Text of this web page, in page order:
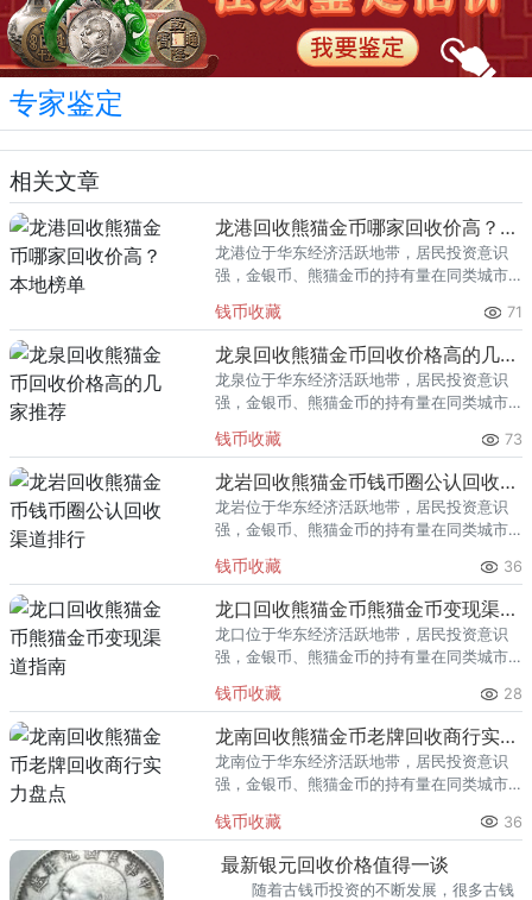
专家鉴定
相关文章
龙港回收熊猫金币哪家回收价高？本地榜单
龙港位于华东经济活跃地带，居民投资意识
强，金银币、熊猫金币的持有量在同类城市
熊猫金币的需求就明显升温，但鱼龙混杂的
回收渠道里，能精准识别版别溢
钱币收藏 71
龙泉回收熊猫金币回收价格高的几家推荐
龙泉位于华东经济活跃地带，居民投资意识
强，金银币、熊猫金币的持有量在同类城市
熊猫金币的需求就明显升温，但鱼龙混杂的
回收渠道里，能精准识别版别溢
钱币收藏 73
龙岩回收熊猫金币钱币圈公认回收渠道排行
龙岩位于华东经济活跃地带，居民投资意识
强，金银币、熊猫金币的持有量在同类城市
熊猫金币的需求就明显升温，但鱼龙混杂的
回收渠道里，能精准识别版别溢
钱币收藏 36
龙口回收熊猫金币熊猫金币变现渠道指南
龙口位于华东经济活跃地带，居民投资意识
强，金银币、熊猫金币的持有量在同类城市
熊猫金币的需求就明显升温，但鱼龙混杂的
回收渠道里，能精准识别版别溢
钱币收藏 28
龙南回收熊猫金币老牌回收商行实力盘点
龙南位于华东经济活跃地带，居民投资意识
强，金银币、熊猫金币的持有量在同类城市
熊猫金币的需求就明显升温，但鱼龙混杂的
回收渠道里，能精准识别版别溢
钱币收藏 36
最新银元回收价格值得一谈
随着古钱币投资的不断发展，很多古钱